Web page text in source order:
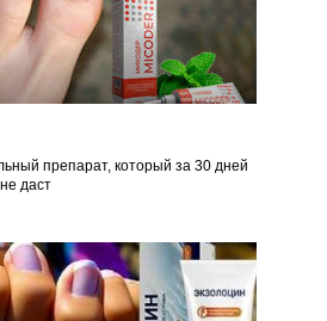
препарат, который за 30 дней
даст